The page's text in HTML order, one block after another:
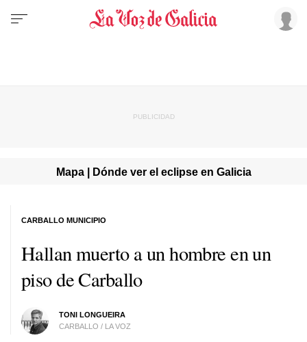
Mapa | Dónde ver el eclipse en Galicia
Hallan muerto a un hombre en un
piso de Carballo
TONI LONGUEIRA
CARBALLO / LA VOZ
CARBALLO MUNICIPIO